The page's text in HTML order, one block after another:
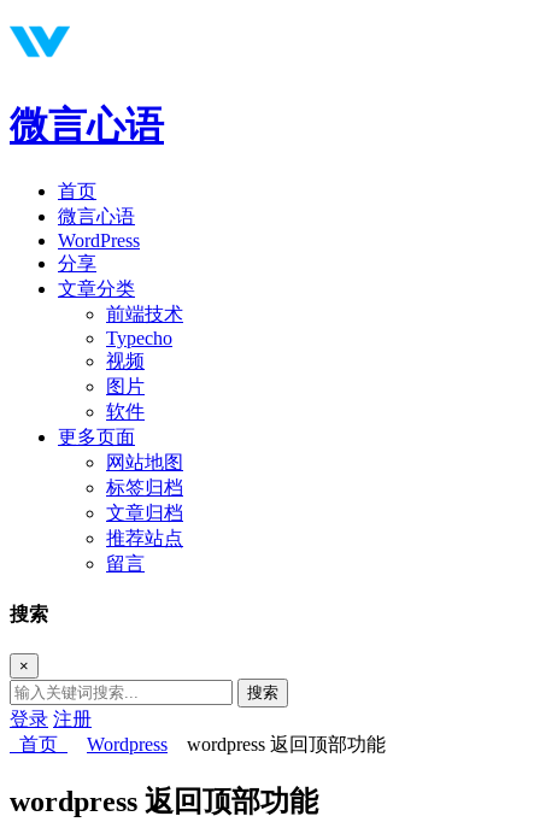
微言心语
首页
微言心语
WordPress
分享
文章分类
前端技术
Typecho
视频
图片
软件
更多页面
网站地图
标签归档
文章归档
推荐站点
留言
搜索
×
搜索
登录 注册
首页
Wordpress wordpress 返回顶部功能
wordpress 返回顶部功能